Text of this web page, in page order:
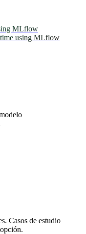
MLflow
time using MLflow
Casos de estudio